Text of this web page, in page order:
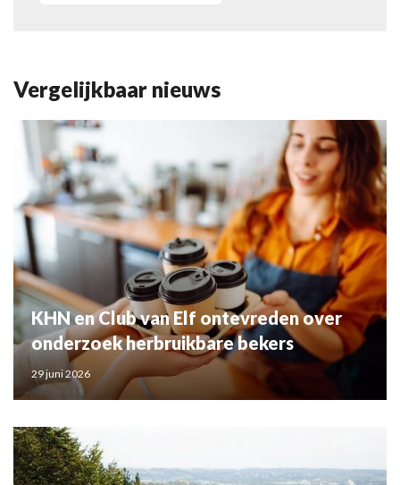
Vergelijkbaar nieuws
KHN en Club van Elf ontevreden over
onderzoek herbruikbare bekers
29 juni 2026